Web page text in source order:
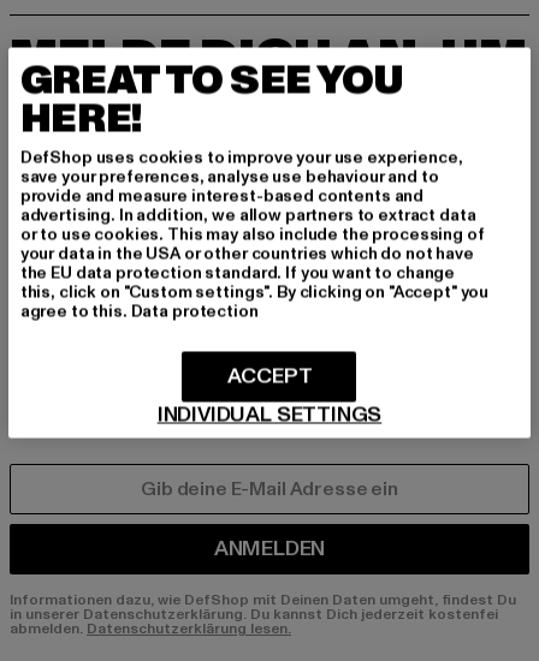
MELDE DICH AN, UM
INSPIRIERT ZU BLEI
BEN!
Melde dich hier für unseren Newsletter an und
erhalte künftig Informationen über aktuelle Tre
nds, Angebote und Gutscheine von DefShop p
er E-Mail!
An welchen Produkten bist du interessiert?
ANMELDEN
Informationen dazu, wie DefShop mit Deinen Daten umgeht, findest Du
in unserer Datenschutzerklärung. Du kannst Dich jederzeit kostenfei
abmelden. Datenschutzerklärung lesen.
GREAT TO SEE YOU
HERE!
DefShop uses cookies to improve your use experience,
save your preferences, analyse use behaviour and to
provide and measure interest-based contents and
advertising. In addition, we allow partners to extract data
or to use cookies. This may also include the processing of
your data in the USA or other countries which do not have
the EU data protection standard. If you want to change
this, click on "Custom settings". By clicking on "Accept" you
agree to this. Data protection
INDIVIDUAL SETTINGS
ACCEPT